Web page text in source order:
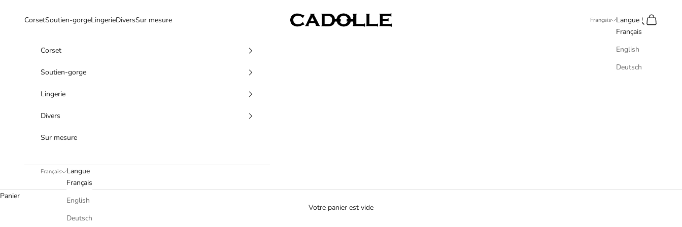
Cadolle
CorsetSoutien-gorgeLingerieDiversSur mesure Français
Langue
Français
English
Deutsch
Recherche
Panier
Corset
Soutien-gorge
Lingerie
Divers
Sur mesure
Français
Langue
Français
English
Deutsch
Panier
Votre panier est vide